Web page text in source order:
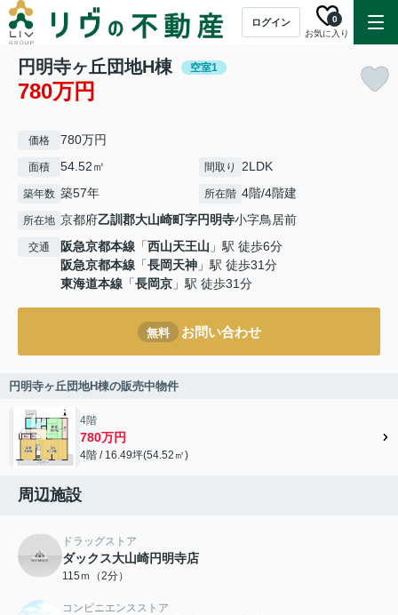
ログイン
お気に入り
0
円明寺ヶ丘団地H棟 空室1
780万円
価格 780万円
面積 54.52㎡ 間取り 2LDK
築年数 築57年 所在階 4階/4階建
所在地 京都府乙訓郡大山崎町字円明寺小字鳥居前
交通 阪急京都本線 「西山天王山 」駅 徒歩6分
阪急京都本線 「長岡天神 」駅 徒歩31分
東海道本線 「長岡京 」駅 徒歩31分
無料 お問い合わせ
円明寺ヶ丘団地H棟の販売中物件
4階
780万円
4階 / 16.49坪(54.52㎡)
周辺施設
ドラッグストア
ダックス大山崎円明寺店
115ｍ（2分）
コンビニエンスストア